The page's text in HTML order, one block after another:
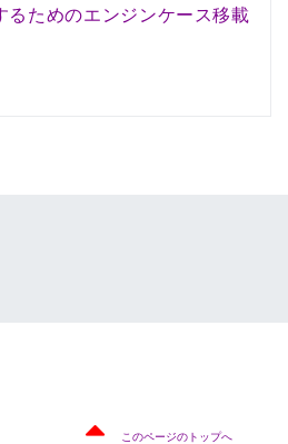
るためのエンジンケース移載
このページのトップへ